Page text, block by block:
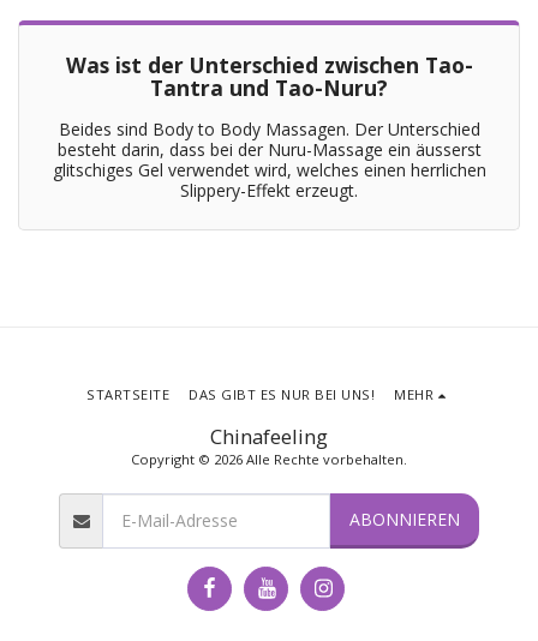
Was ist der Unterschied zwischen Tao-
Tantra und Tao-Nuru?
Beides sind Body to Body Massagen. Der Unterschied
besteht darin, dass bei der Nuru-Massage ein äusserst
glitschiges Gel verwendet wird, welches einen herrlichen
Slippery-Effekt erzeugt.
Chinafeeling
Copyright © 2026 Alle Rechte vorbehalten.
STARTSEITE DAS GIBT ES NUR BEI UNS! MEHR
ABONNIEREN